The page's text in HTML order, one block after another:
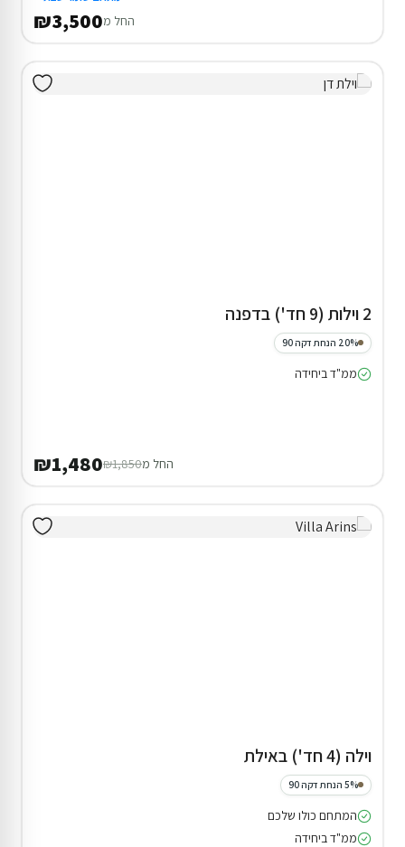
החל מ₪3,500
2 וילות (9 חד') בדפנה
20% הנחת דקה 90
ממ"ד ביחידה
החל מ₪1,850
₪1,480
וילה (4 חד') באילת
5% הנחת דקה 90
המתחם כולו שלכם
ממ"ד ביחידה